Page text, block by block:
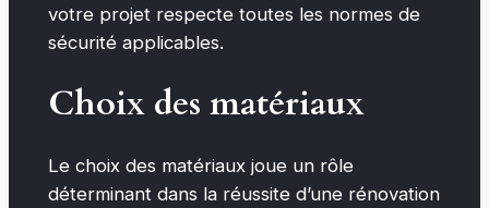
votre projet respecte toutes les normes de
sécurité applicables.
Choix des matériaux
Le choix des matériaux joue un rôle
déterminant dans la réussite d’une rénovation